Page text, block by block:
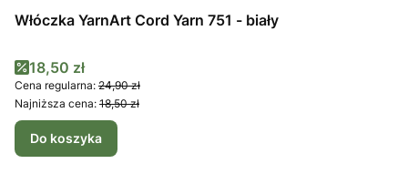
Włóczka YarnArt Cord Yarn 751 - biały
Cena promocyjna
18,50 zł
Cena regularna: 24,90 zł
Najniższa cena: 18,50 zł
Do koszyka